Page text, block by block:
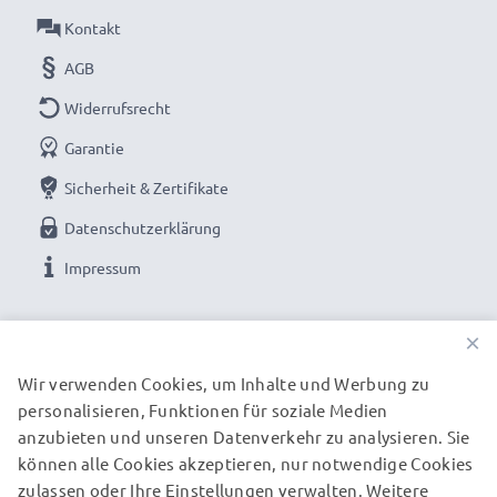
✔ Langlebige Verarbeitung - Bruchsicheres, Flexibles
➢ Zum Laden muss Ihre Leica Kamera USB ladbar sein
➢ Zusätzlich wird ein USB Ladegerät / USB
Stromadapter benötigt (nicht enthalten)
Leica Kamera Kabel: USB Kabel für Leica DIGILUX 1
DIGILUX 2 Fotokamera / Videokamera:
Cable)
Kameraseitiger Anschlussstecker: Mini USB
USB Stromstecker: USB A
Version: 2.0 Transferkabel
Kontakt
AGB
Widerrufsrecht
Garantie
Sicherheit & Zertifikate
Datenschutzerklärung
Impressum
UNSERE VERSANDPARTNER
×
Wir verwenden Cookies, um Inhalte und Werbung zu
personalisieren, Funktionen für soziale Medien
anzubieten und unseren Datenverkehr zu analysieren. Sie
können alle Cookies akzeptieren, nur notwendige Cookies
zulassen oder Ihre Einstellungen verwalten. Weitere